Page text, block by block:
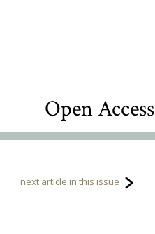
Open Access
next article in this issue